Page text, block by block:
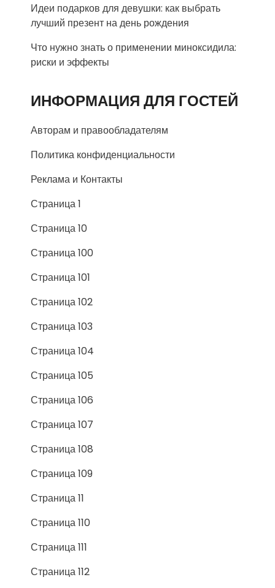
Идеи подарков для девушки: как выбрать
лучший презент на день рождения
Что нужно знать о применении миноксидила:
риски и эффекты
ИНФОРМАЦИЯ ДЛЯ ГОСТЕЙ
Авторам и правообладателям
Политика конфиденциальности
Реклама и Контакты
Страница 1
Страница 10
Страница 100
Страница 101
Страница 102
Страница 103
Страница 104
Страница 105
Страница 106
Страница 107
Страница 108
Страница 109
Страница 11
Страница 110
Страница 111
Страница 112